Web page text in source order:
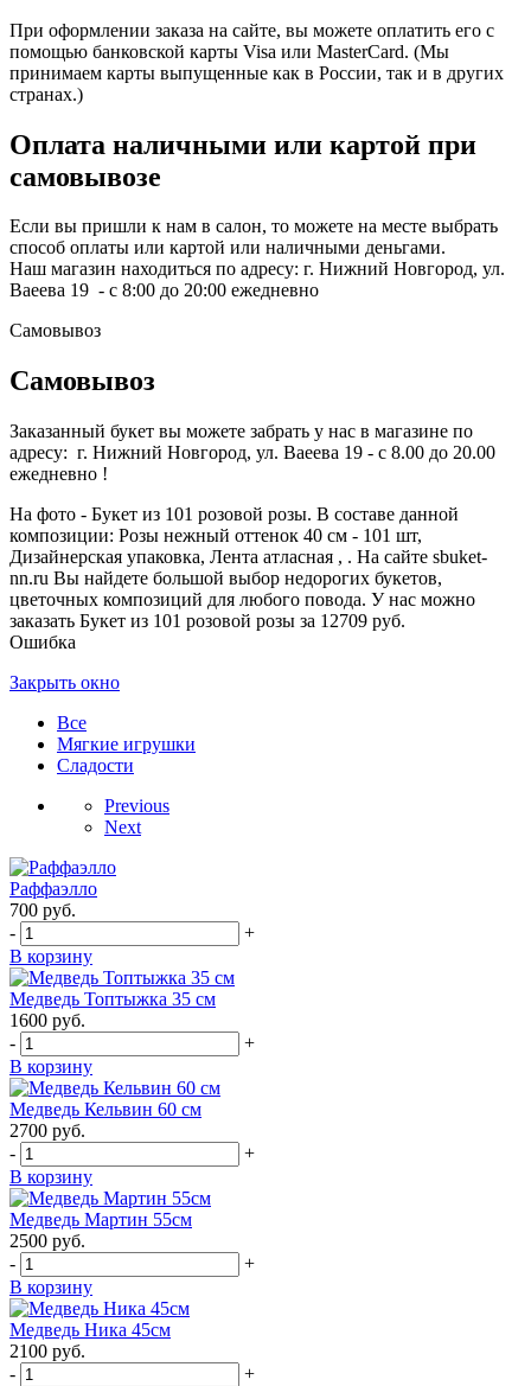
При оформлении заказа на сайте, вы можете оплатить его с
помощью банковской карты Visa или MasterCard. (Мы
принимаем карты выпущенные как в России, так и в других
странах.)
Оплата наличными или картой при
самовывозе
Если вы пришли к нам в салон, то можете на месте выбрать
способ оплаты или картой или наличными деньгами.
Наш магазин находиться по адресу: г. Нижний Новгород, ул.
Ваеева 19 - с 8:00 до 20:00 ежедневно
Самовывоз
Самовывоз
Заказанный букет вы можете забрать у нас в магазине по
адресу: г. Нижний Новгород, ул. Ваеева 19 - с 8.00 до 20.00
ежедневно !
На фото - Букет из 101 розовой розы. В составе данной
композиции: Розы нежный оттенок 40 см - 101 шт,
Дизайнерская упаковка, Лента атласная , . На сайте sbuket-
nn.ru Вы найдете большой выбор недорогих букетов,
цветочных композиций для любого повода. У нас можно
заказать Букет из 101 розовой розы за 12709 руб.
Ошибка
Закрыть окно
Все
Мягкие игрушки
Сладости
Previous
Next
Раффаэлло
700 руб.
-
+
В корзину
Медведь Топтыжка 35 см
1600 руб.
-
+
В корзину
Медведь Кельвин 60 см
2700 руб.
-
+
В корзину
Медведь Мартин 55см
2500 руб.
-
+
В корзину
Медведь Ника 45см
2100 руб.
-
+